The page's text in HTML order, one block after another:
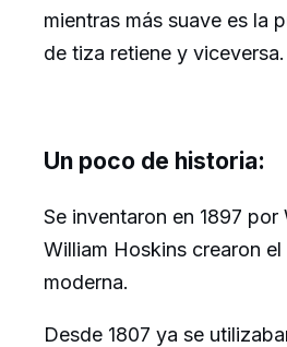
mientras más suave es la
de tiza retiene y viceversa.
Un poco de historia:
Se inventaron en 1897
William Hoskins crearon
moderna.
Desde 1807 ya se